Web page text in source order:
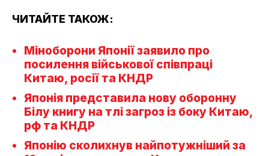
ЧИТАЙТЕ ТАКОЖ:
Міноборони Японії заявило про
посилення військової співпраці
Китаю, росії та КНДР
Японія представила нову оборонну
Білу книгу на тлі загроз із боку Китаю,
рф та КНДР
Японію сколихнув найпотужніший за